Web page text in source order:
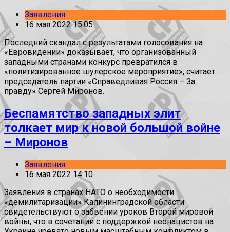
Заявления
16 мая 2022 15:05
Последний скандал с результатами голосования на
«Евровидении» доказывает, что организованный
западными странами конкурс превратился в
«политизированное шулерское мероприятие», считает
председатель партии «Справедливая Россия – За
правду» Сергей Миронов.
Беспамятство западных элит
толкает мир к новой большой войне
– Миронов
Заявления
16 мая 2022 14:10
Заявления в странах НАТО о необходимости
«демилитаризации» Калининградской области
свидетельствуют о забвении уроков Второй мировой
войны, что в сочетании с поддержкой неонацистов на